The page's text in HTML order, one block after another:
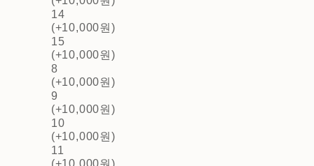
14
(+10,000원)
15
(+10,000원)
8
(+10,000원)
9
(+10,000원)
10
(+10,000원)
11
(+10,000원)